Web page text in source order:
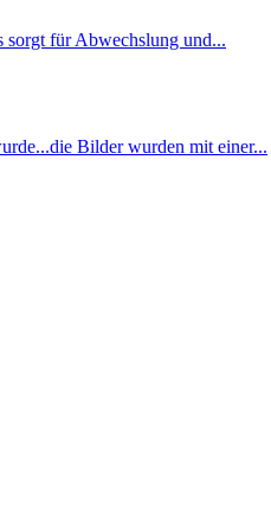
sorgt für Abwechslung und...
Bilder wurden mit einer...